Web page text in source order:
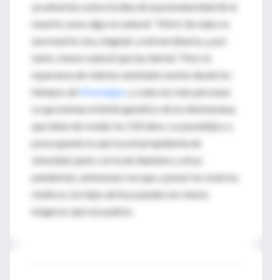
ya advertía contra la idea de la prematuridad de la
muerte como algo no natural: “Morir de vejez es
una muerte rara, singular y extraordinaria, y, por
tanto, menos natural que las demás”. Pero la
esperanza de vida ha cambiado mucho desde los
tiempos de
Montaigne
, y cada vez más personas
se aproximan al límite genético de la vida humana,
que debe de rondar los 120 años. Lo paradójico y
preocupante es que la actual epidemia de
obesidad, junto con la de diabetes y otras
pandemias, amenazan con que, a pesar los avances
médicos, los hijos de hoy puedan ser menos
longevos que sus padres.